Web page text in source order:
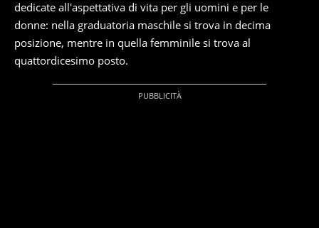
dedicate all'aspettativa di vita per gli uomini e per le
donne: nella graduatoria maschile si trova in decima
posizione, mentre in quella femminile si trova al
quattordicesimo posto.